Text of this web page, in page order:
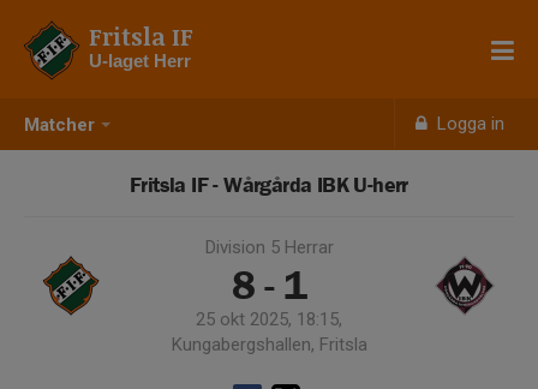
Matcher Logga in
Fritsla IF
U-laget Herr
Fritsla IF - Wårgårda IBK U-herr
Division 5 Herrar
8 - 1
25 okt 2025, 18:15,
Kungabergshallen, Fritsla